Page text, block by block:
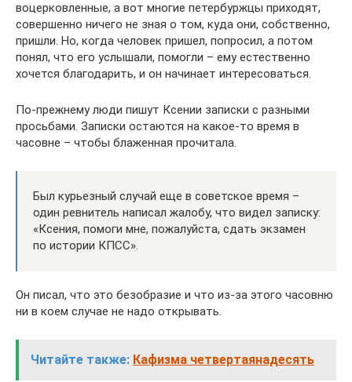
воцерковленные, а вот многие петербуржцы приходят,
совершенно ничего не зная о том, куда они, собственно,
пришли. Но, когда человек пришел, попросил, а потом
понял, что его услышали, помогли – ему естественно
хочется благодарить, и он начинает интересоваться.
По-прежнему люди пишут Ксении записки с разными
просьбами. Записки остаются на какое-то время в
часовне – чтобы блаженная прочитала.
Был курьезный случай еще в советское время –
один ревнитель написал жалобу, что видел записку:
«Ксения, помоги мне, пожалуйста, сдать экзамен
по истории КПСС».
Он писал, что это безобразие и что из-за этого часовню
ни в коем случае не надо открывать.
Читайте также: Кафизма четвертаянадесять